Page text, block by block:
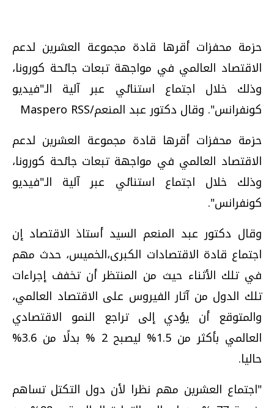
حزمة محفزات أقرها قادة مجموعة العشرين لدعم
الاقتصاد العالمي في مواجهة تبعات جائحة كورونا،
وذلك خلال اجتماع استنائي عبر آلية الـ"فيديو
كونفرانس". وقال دكتور عبد المنعم/Maspero RSS
حزمة محفزات أقرها قادة مجموعة العشرين لدعم
الاقتصاد العالمي في مواجهة تبعات جائحة كورونا،
وذلك خلال اجتماع استنائي عبر آلية الـ"فيديو
كونفرانس".
وقال دكتور عبد المنعم السيد أستاذ الاقتصاد إن
اجتماع قادة الاقتصادات الكبرى،الخميس، حدث مهم
في تلك الأثناء حيث من المنتظر أن تخفف إجراءات
تلك الدول من آثار الفيروس على الاقتصاد العالمي،
والمتوقع أن يؤدي إلى تراجع النمو الاقتصادي
العالمي بأكثر من 1.5%؜ ليصبح 2 % بدلًا من 3.6%
حاليا.
"اجتماع العشرين مهم نظرا لأن دول التكتل تساهم